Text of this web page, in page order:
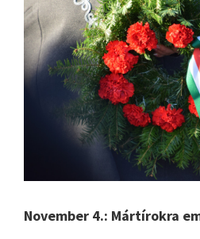
November 4.: Mártírokra